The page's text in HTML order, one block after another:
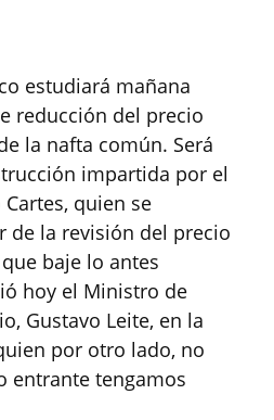
estudiará mañana
reducción del precio
la nafta común. Será
impartida por el
quien se
la revisión del precio
baje lo antes
hoy el Ministro de
Gustavo Leite, en la
por otro lado, no
entrante tengamos